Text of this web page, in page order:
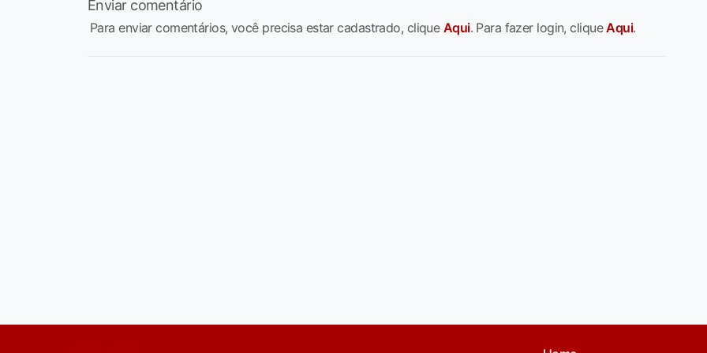
Enviar comentário
Para enviar comentários, você precisa estar cadastrado, clique Aqui. Para fazer login, cliqueAqui.